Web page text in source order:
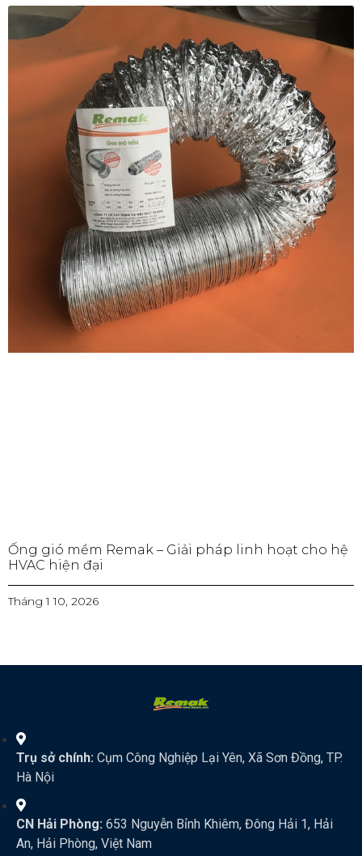
Ống gió mềm Remak – Giải pháp linh hoạt cho hệ
HVAC hiện đại
Tháng 1 10, 2026
Trụ sở chính: Cụm Công Nghiệp Lại Yên, Xã Sơn Đồng, TP.
Hà Nội
CN Hải Phòng: 653 Nguyễn Bỉnh Khiêm, Đông Hải 1, Hải
An, Hải Phòng, Việt Nam